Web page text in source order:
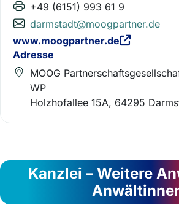
+49 (6151) 993 61 9
darmstadt@moogpartner.de
www.moogpartner.de
Adresse
MOOG
WP
Holzhofallee 15A, 64295
Kanzlei – Weitere